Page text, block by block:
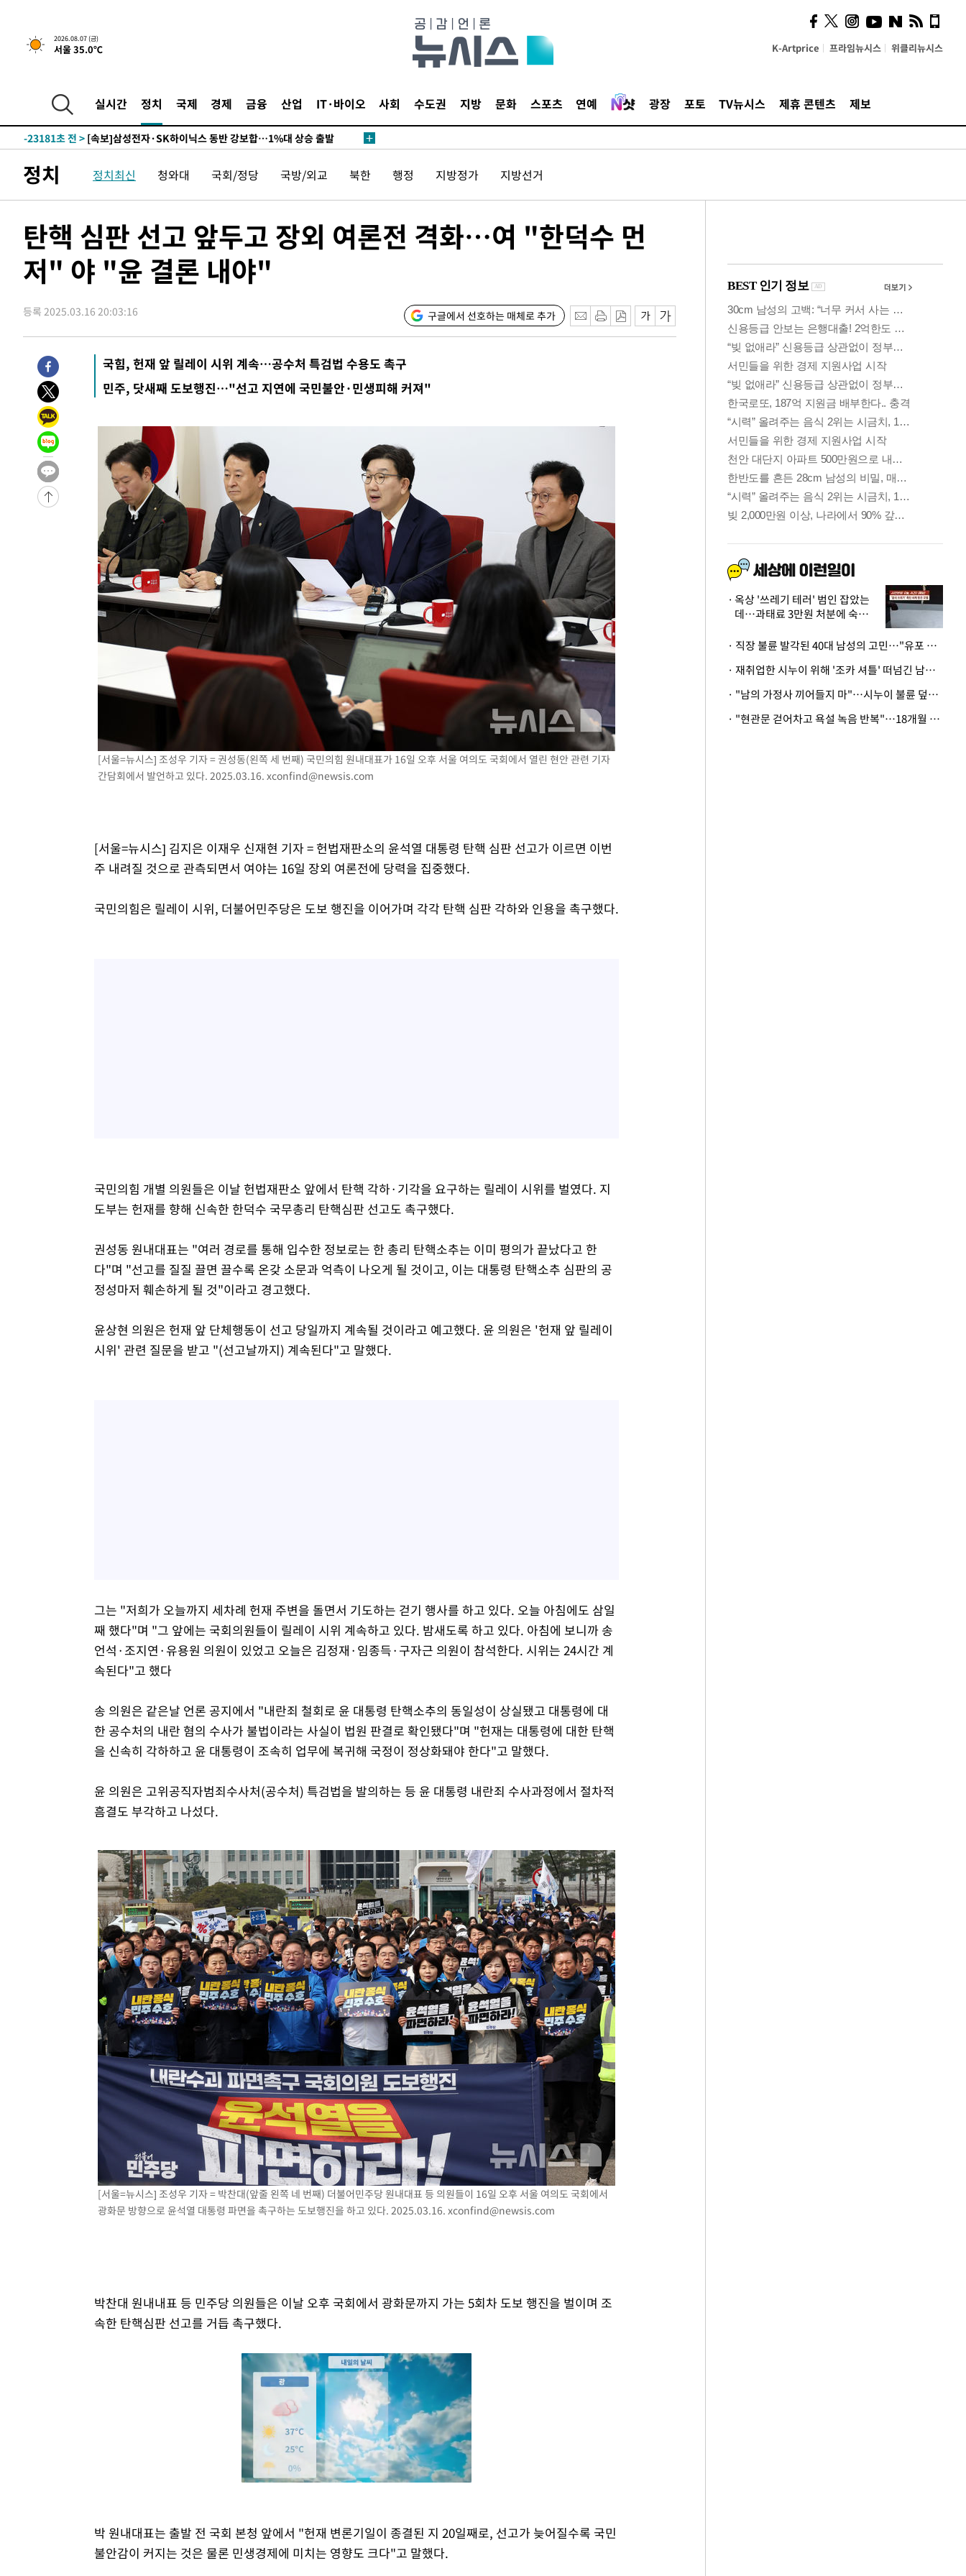
2026.08.07 (금)
서울 35.0℃ K-Artprice 프라임뉴시스 위클리뉴시스
실시간 정치 국제 경제 금융 산업 IT·바이오 사회 수도권 지방 문화 스포츠 연예 광장 포토 TV뉴시스 제휴 콘텐츠 제보
-26042초 전 >[속보]'300억원대 사기 혐의' 차가원 대표 구속 송치
-25236초 전 >"미 전국적 살모네라 식중독 원인은 멕시코산 할라피뇨"-- CDC
-23630초 전 >
[속보]합수본, '투표율 허위 입력' 중앙·서울·경기도 선관위 등 9곳
압수수색
-23385초 전 >
-23181초 전 > [속보]삼성전자·SK하이닉스 동반 강보합…1%대 상승 출발
-23135초 전 >
[속보]코스피, 6300선 재탈환…1.09% 오른 6365.07 개장
-20300초 전 >시리아 다마스쿠스 교외에서 미니버스 폭발.. 14명 부상, 3명은 중
-14562초 전 >이란, 호르무즈서 "적국 목표물들"과 대치로 남부 케슘섬에서 두차
례 큰 폭발음
-13277초 전 > [속보]美, 폴리실리콘 수입 규제…파생제품 15% 관세, 120일 후
발효
-11428초 전 > [속보]트럼프, 美 원정출산 금지 행정명령 서명
-30346초 전 >[속보]'채상병 순직 책임' 임성근, 항소심도 징역 3년
-30212초 전 >[속보]종합특검, '관저이전 봐주기 감사' 유병호 구속기소
-26812초 전 >
민주 콩고 에볼라환자 4천명 돌파, 4053명 발생 1850명 사망
-26062초 전 >
[속보]'300억원대 사기 혐의' 차가원 대표 구속 송치
-25256초 전 >
"미 전국적 살모네라 식중독 원인은 멕시코산 할라피뇨"-- CDC
-23769초 전 >
-23650초 전 >
[속보]합수본, '투표율 허위 입력' 중앙·서울·경기도 선관위 등 9곳
압수수색
-23405초 전 >
[속보]원·달러 환율, 오전 9시 1423.8원
-23201초 전 >
[속보]삼성전자·SK하이닉스 동반 강보합…1%대 상승 출발
-23187초 전 >
[속보]코스닥, 5.95포인트(0.74%) 상승한 807.62개장
[속보]코스피, 6300선 재탈환…1.09% 오른 6365.07 개장
시리아 다마스쿠스 교외에서 미니버스 폭발.. 14명 부상, 3명은 중
입추에도 극한더위…서울 낮 39도 '폭염중대경보'
이란, 호르무즈서 "적국 목표물들"과 대치로 남부 케슘섬에서 두차
[속보]美, 폴리실리콘 수입 규제…파생제품 15% 관세, 120일 후
[속보]트럼프, 美 원정출산 금지 행정명령 서명
[속보] 뉴욕증시, 일제 하락 마감…나스닥 0.06%↓
정치 정치최신 청와대 국회/정당 국방/외교 북한 행정 지방정가 지방선거
탄핵 심판 선고 앞두고 장외 여론전 격화…여 "한덕수 먼
저" 야 "윤 결론 내야"
등록 2025.03.16 20:03:16 구글에서 선호하는 매체로 추가
국힘, 헌재 앞 릴레이 시위 계속…공수처 특검법 수용도 촉구
민주, 닷새째 도보행진…"선고 지연에 국민불안·민생피해 커져"
[서울=뉴시스] 조성우 기자 = 권성동(왼쪽 세 번째) 국민의힘 원내대표가 16일 오후 서울 여의도 국회에서 열린 현안 관련 기자
간담회에서 발언하고 있다. 2025.03.16. xconfind@newsis.com
[서울=뉴시스] 김지은 이재우 신재현 기자 = 헌법재판소의 윤석열 대통령 탄핵 심판 선고가 이르면 이번
주 내려질 것으로 관측되면서 여야는 16일 장외 여론전에 당력을 집중했다.
국민의힘은 릴레이 시위, 더불어민주당은 도보 행진을 이어가며 각각 탄핵 심판 각하와 인용을 촉구했다.
국민의힘 개별 의원들은 이날 헌법재판소 앞에서 탄핵 각하·기각을 요구하는 릴레이 시위를 벌였다. 지
도부는 헌재를 향해 신속한 한덕수 국무총리 탄핵심판 선고도 촉구했다.
권성동 원내대표는 "여러 경로를 통해 입수한 정보로는 한 총리 탄핵소추는 이미 평의가 끝났다고 한
다"며 "선고를 질질 끌면 끌수록 온갖 소문과 억측이 나오게 될 것이고, 이는 대통령 탄핵소추 심판의 공
정성마저 훼손하게 될 것"이라고 경고했다.
윤상현 의원은 헌재 앞 단체행동이 선고 당일까지 계속될 것이라고 예고했다. 윤 의원은 '헌재 앞 릴레이
시위' 관련 질문을 받고 "(선고날까지) 계속된다"고 말했다.
그는 "저희가 오늘까지 세차례 헌재 주변을 돌면서 기도하는 걷기 행사를 하고 있다. 오늘 아침에도 삼일
째 했다"며 "그 앞에는 국회의원들이 릴레이 시위 계속하고 있다. 밤새도록 하고 있다. 아침에 보니까 송
언석·조지연·유용원 의원이 있었고 오늘은 김정재·임종득·구자근 의원이 참석한다. 시위는 24시간 계
속된다"고 했다
송 의원은 같은날 언론 공지에서 "내란죄 철회로 윤 대통령 탄핵소추의 동일성이 상실됐고 대통령에 대
한 공수처의 내란 혐의 수사가 불법이라는 사실이 법원 판결로 확인됐다"며 "헌재는 대통령에 대한 탄핵
을 신속히 각하하고 윤 대통령이 조속히 업무에 복귀해 국정이 정상화돼야 한다"고 말했다.
윤 의원은 고위공직자범죄수사처(공수처) 특검법을 발의하는 등 윤 대통령 내란죄 수사과정에서 절차적
흠결도 부각하고 나섰다.
[서울=뉴시스] 조성우 기자 = 박찬대(앞줄 왼쪽 네 번째) 더불어민주당 원내대표 등 의원들이 16일 오후 서울 여의도 국회에서
광화문 방향으로 윤석열 대통령 파면을 촉구하는 도보행진을 하고 있다. 2025.03.16. xconfind@newsis.com
박찬대 원내내표 등 민주당 의원들은 이날 오후 국회에서 광화문까지 가는 5회차 도보 행진을 벌이며 조
속한 탄핵심판 선고를 거듭 촉구했다.
Mute
박 원내대표는 출발 전 국회 본청 앞에서 "헌재 변론기일이 종결된 지 20일째로, 선고가 늦어질수록 국민
불안감이 커지는 것은 물론 민생경제에 미치는 영향도 크다"고 말했다.
시, 스마트폰 액세서리에
NFC 더했다
옥상 '쓰레기 테러' 범인 잡았는
데…과태료 3만원 처분에 숙박업
· 직장 불륜 발각된 40대 남성의 고민…"유포 동료 명예훼손·협박죄 고소 가능할까"
· 재취업한 시누이 위해 '조카 셔틀' 떠넘긴 남편…아내 "난 못한다"
· "남의 가정사 끼어들지 마"…시누이 불륜 덮으려는 남편에 억울한 아내
· "현관문 걷어차고 욕설 녹음 반복"…18개월 아기 키우는 집 뒤흔든 '앞집의 비극'